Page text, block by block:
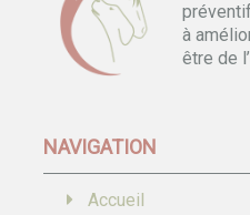
à
être de
NAVIGATION
Accueil